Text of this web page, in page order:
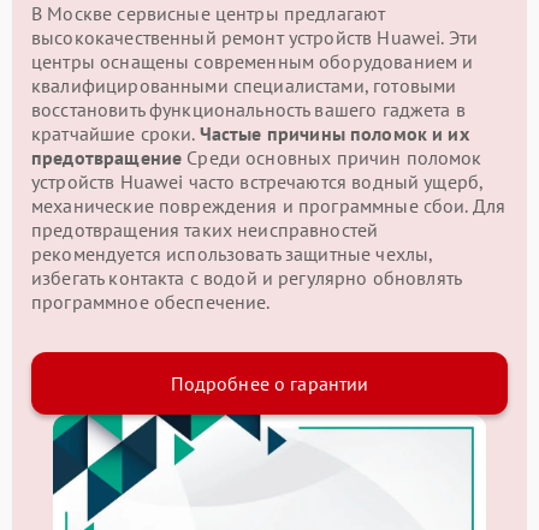
В Москве сервисные центры предлагают
высококачественный ремонт устройств Huawei. Эти
центры оснащены современным оборудованием и
квалифицированными специалистами, готовыми
восстановить функциональность вашего гаджета в
кратчайшие сроки. Частые причины поломок и их
предотвращение Среди основных причин поломок
устройств Huawei часто встречаются водный ущерб,
механические повреждения и программные сбои. Для
предотвращения таких неисправностей
рекомендуется использовать защитные чехлы,
избегать контакта с водой и регулярно обновлять
программное обеспечение.
Подробнее о гарантии